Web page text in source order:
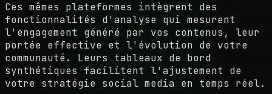
Ces mêmes plateformes intègrent des
fonctionnalités d'analyse qui mesurent
l'engagement généré par vos contenus, leur
portée effective et l'évolution de votre
communauté. Leurs tableaux de bord
synthétiques facilitent l'ajustement de
votre stratégie social media en temps réel.